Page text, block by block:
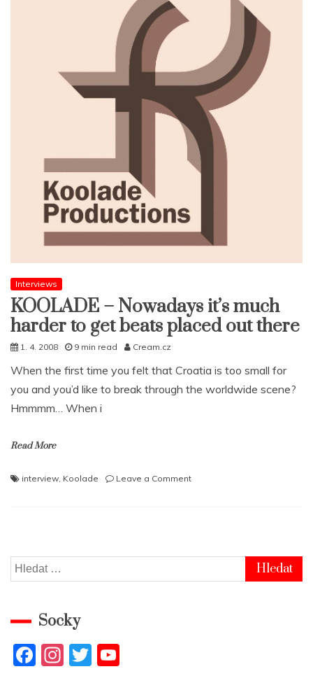
dolarů
Interviews
KOOLADE – Nowadays it’s much
harder to get beats placed out there
1. 4. 2008 9 min read Cream.cz
When the first time you felt that Croatia is too small for
you and you’d like to break through the worldwide scene?
Hmmmm… When i
Read More
interview, Koolade Leave a Commenton
Vyhledávání
Socky
F
In T